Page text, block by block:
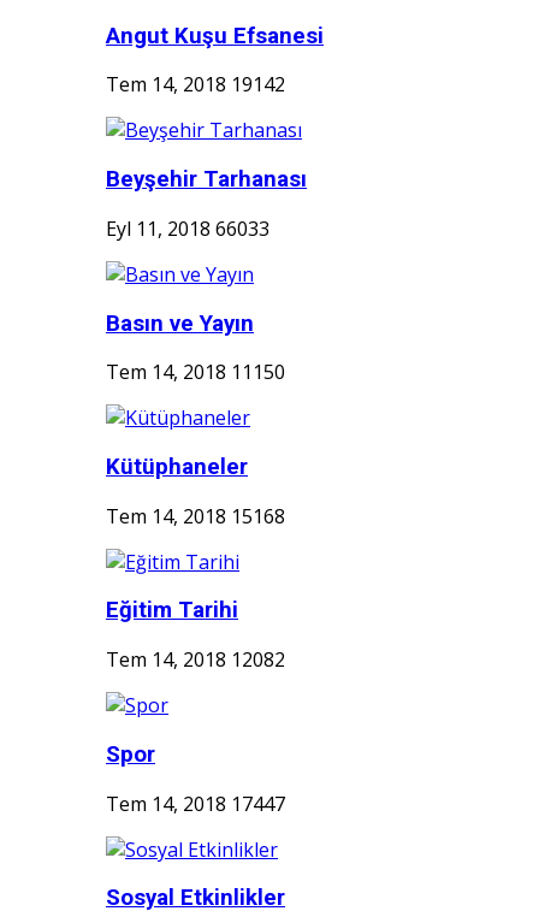
Angut Kuşu Efsanesi
Tem 14, 2018 19142
Beyşehir Tarhanası
Eyl 11, 2018 66033
Basın ve Yayın
Tem 14, 2018 11150
Kütüphaneler
Tem 14, 2018 15168
Eğitim Tarihi
Tem 14, 2018 12082
Spor
Tem 14, 2018 17447
Sosyal Etkinlikler